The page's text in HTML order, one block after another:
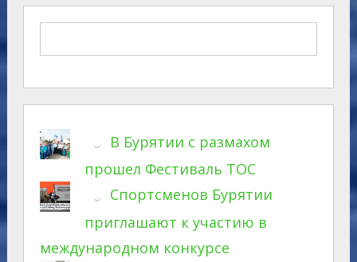
В Бурятии с размахом
прошел Фестиваль ТОС
Спортсменов Бурятии
приглашают к участию в
международном конкурсе